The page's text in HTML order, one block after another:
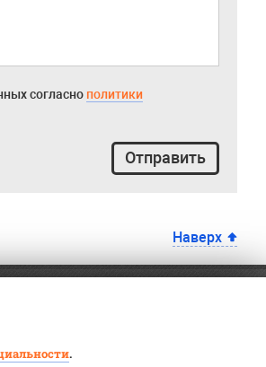
согласно политики
Отправить
Наверх
.